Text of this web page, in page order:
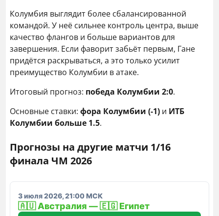
Колумбия выглядит более сбалансированной
командой. У неё сильнее контроль центра, выше
качество флангов и больше вариантов для
завершения. Если фаворит забьёт первым, Гане
придётся раскрываться, а это только усилит
преимущество Колумбии в атаке.
Итоговый прогноз: победа Колумбии 2:0.
Основные ставки: фора Колумбии (-1) и ИТБ
Колумбии больше 1.5.
Прогнозы на другие матчи 1/16
финала ЧМ 2026
3 июля 2026, 21:00 МСК
🇦🇺 Австралия — 🇪🇬 Египет